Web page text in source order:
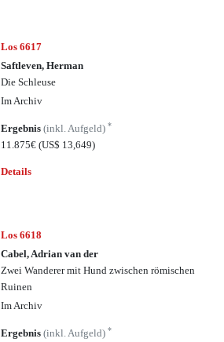
Los 6617
Saftleven, Herman
Die Schleuse
Im Archiv
Ergebnis(inkl. Aufgeld)*
11.875€(US$ 13,649)
Details
Los 6618
Cabel, Adrian van der
Zwei Wanderer mit Hund zwischen römischen
Ruinen
Im Archiv
Ergebnis(inkl. Aufgeld)*